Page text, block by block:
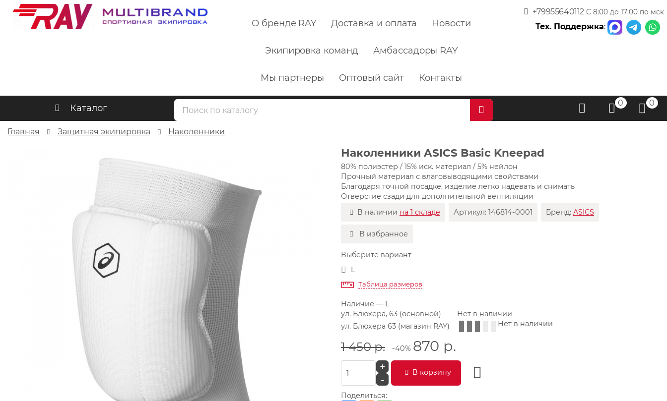
О бренде RAY Доставка и оплата Новости
Экипировка команд Амбассадоры RAY
Мы партнеры Оптовый сайт Контакты
+79955640112 С 8:00 до 17:00 по мск
Тех. Поддержка:
Каталог 0 0
Главная Защитная экипировка Наколенники
Наколенники ASICS Basic Kneepad
80% полиэстер / 15% иск. материал / 5% нейлон
Прочный материал с влаговыводящими свойствами
Благодаря точной посадке, изделие легко надевать и снимать
Отверстие сзади для дополнительной вентиляции
В наличии на 1 складе Артикул:146814-0001 Бренд:ASICS
В избранное
Выберите вариант
L
Таблица размеров
Наличие — L
ул. Блюхера, 63 (основной)
Нет в наличии
ул. Блюхера 63 (магазин RAY)
Нет в наличии
1 450 р. -40% 870 р.
+
-
В корзину
Поделиться: